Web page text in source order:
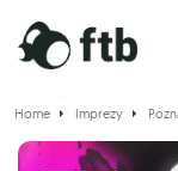
Home Imprezy